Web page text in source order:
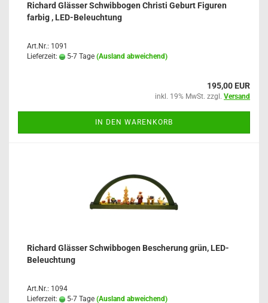
Richard Glässer Schwibbogen Christi Geburt Figuren
farbig , LED-Beleuchtung
Art.Nr.: 1091
Lieferzeit:
5-7 Tage (Ausland abweichend)
195,00 EUR
inkl. 19% MwSt. zzgl. Versand
IN DEN WARENKORB
Richard Glässer Schwibbogen Bescherung grün, LED-
Beleuchtung
Art.Nr.: 1094
Lieferzeit:
5-7 Tage (Ausland abweichend)